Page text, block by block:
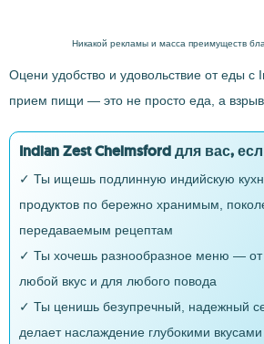
Никакой рекламы и масса преимуществ
Оцени удобство и удовольствие от еды с
прием пищи — это не просто еда, а взрыв
Indian Zest Chelmsford для вас,
✓ Ты ищешь подлинную индийскую
продуктов по бережно хранимым,
передаваемым рецептам
✓ Ты хочешь разнообразное меню — от
любой вкус и для любого повода
✓ Ты ценишь безупречный, надежный
делает наслаждение глубокими